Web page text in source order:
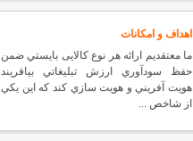
اهداف و امكانات
ما معتقديم ارائه هر نوع کالایی بايستي ضمن
حفظ سودآوري ارزش تبليغاتي بيافريند
هويت آفريني و هويت سازي كند كه اين يكي
از شاخص ...